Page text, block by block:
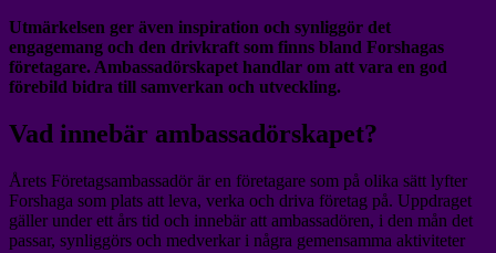
Utmärkelsen ger även inspiration och synliggör det
engagemang och den drivkraft som finns bland Forshagas
företagare. Ambassadörskapet handlar om att vara en god
förebild bidra till samverkan och utveckling.
Vad innebär ambassadörskapet?
Årets Företagsambassadör är en företagare som på olika sätt lyfter
Forshaga som plats att leva, verka och driva företag på. Uppdraget
gäller under ett års tid och innebär att ambassadören, i den mån det
passar, synliggörs och medverkar i några gemensamma aktiviteter